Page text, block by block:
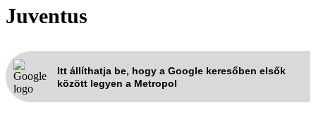
Juventus
Itt állíthatja be, hogy a Google keresőben elsők
között legyen a Metropol